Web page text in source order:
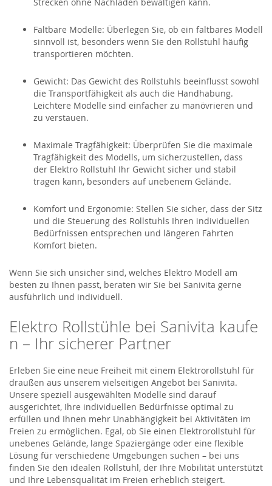
Faltbare Modelle: Überlegen Sie, ob ein faltbares Modell
sinnvoll ist, besonders wenn Sie den Rollstuhl häufig
transportieren möchten.
Gewicht: Das Gewicht des Rollstuhls beeinflusst sowohl
die Transportfähigkeit als auch die Handhabung.
Leichtere Modelle sind einfacher zu manövrieren und
zu verstauen.
Maximale Tragfähigkeit: Überprüfen Sie die maximale
Tragfähigkeit des Modells, um sicherzustellen, dass
der Elektro Rollstuhl Ihr Gewicht sicher und stabil
tragen kann, besonders auf unebenem Gelände.
Komfort und Ergonomie: Stellen Sie sicher, dass der Sitz
und die Steuerung des Rollstuhls Ihren individuellen
Bedürfnissen entsprechen und längeren Fahrten
Komfort bieten.
Wenn Sie sich unsicher sind, welches Elektro Modell am
besten zu Ihnen passt, beraten wir Sie bei Sanivita gerne
ausführlich und individuell.
Elektro Rollstühle bei Sanivita kaufe
n – Ihr sicherer Partner
Erleben Sie eine neue Freiheit mit einem Elektrorollstuhl für
draußen aus unserem vielseitigen Angebot bei Sanivita.
Unsere speziell ausgewählten Modelle sind darauf
ausgerichtet, Ihre individuellen Bedürfnisse optimal zu
erfüllen und Ihnen mehr Unabhängigkeit bei Aktivitäten im
Freien zu ermöglichen. Egal, ob Sie einen Elektrorollstuhl für
unebenes Gelände, lange Spaziergänge oder eine flexible
Lösung für verschiedene Umgebungen suchen – bei uns
finden Sie den idealen Rollstuhl, der Ihre Mobilität unterstützt
und Ihre Lebensqualität im Freien erheblich steigert.